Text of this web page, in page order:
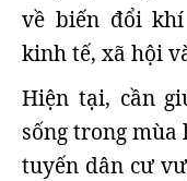
về biến đổi
kinh tế, xã hội
Hiện tại, cần
sống trong mùa
tuyến dân cư